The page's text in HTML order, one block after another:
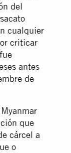
del
cualquier
criticar
antes
de
que
cárcel a
o